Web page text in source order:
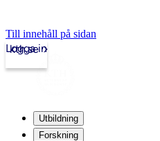
Till innehåll på sidan
kth.se
Logga in
Utbildning
Forskning